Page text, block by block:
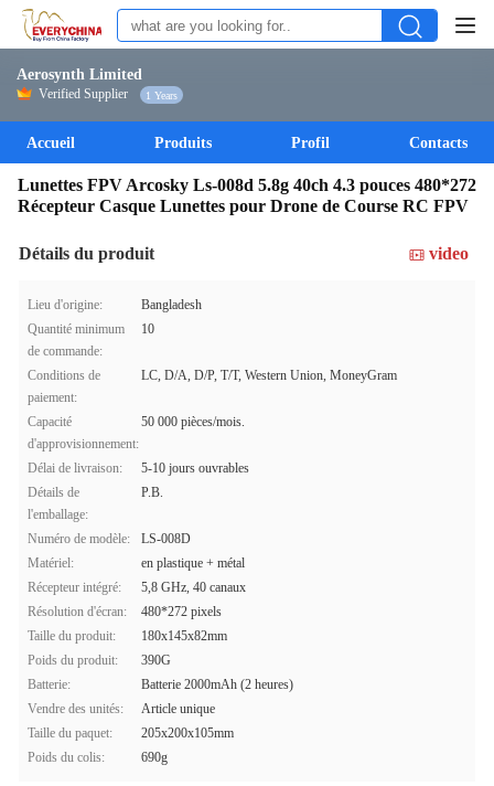
Aerosynth Limited
Verified Supplier 1 Years
Accueil Produits Profil Contacts
Lunettes FPV Arcosky Ls-008d 5.8g 40ch 4.3 pouces 480*272
Récepteur Casque Lunettes pour Drone de Course RC FPV
Détails du produit video
Lieu d'origine:
Bangladesh
Quantité minimum
de commande:
10
Conditions de
paiement:
LC, D/A, D/P, T/T, Western Union, MoneyGram
Capacité
d'approvisionnement:
50 000 pièces/mois.
Délai de livraison:
5-10 jours ouvrables
Détails de
l'emballage:
P.B.
Numéro de modèle:
LS-008D
Matériel:
en plastique + métal
Récepteur intégré:
5,8 GHz, 40 canaux
Résolution d'écran:
480*272 pixels
Taille du produit:
180x145x82mm
Poids du produit:
390G
Batterie:
Batterie 2000mAh (2 heures)
Vendre des unités:
Article unique
Taille du paquet:
205x200x105mm
Poids du colis:
690g